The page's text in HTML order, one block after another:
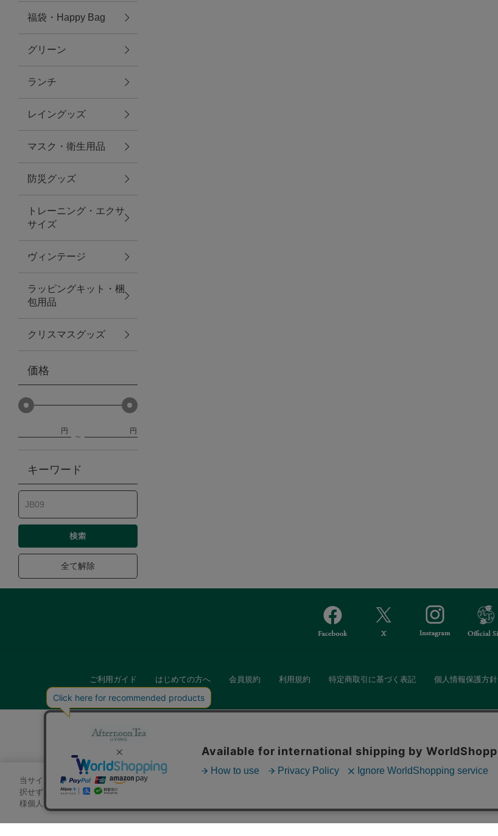
レイングッズ
アクセサリー
ファッション雑貨
ファッショングッズ
スマホケース・アクセサリー
ポーチ
ステーショナリー
その他
紅茶・フード
防災グッズ・非常食
トレーニング
ヴィンテージ
福袋・Happy Bag
グリーン
ランチ
レイングッズ
マスク・衛生用品
防災グッズ
トレーニング・エクサ
サイズ
ヴィンテージ
ラッピングキット・梱
包用品
クリスマスグッズ
価格
円 円
キーワード
全て解除
ご利用ガイド はじめての方へ 会員規約 利用規約 特定商取引に基づく表記 個人情報保護方針
当サイトでは、サイトの利便性向上のためにクッキーを使用いたします。ボタンから同意の可否を選択してください。選
択せずにページを移動した場合、クッキーの使用に同意したことになります。クッキーを通じて収集する情報には「お客
様個人を特定できる情報」は一切含まれておりません。詳細は